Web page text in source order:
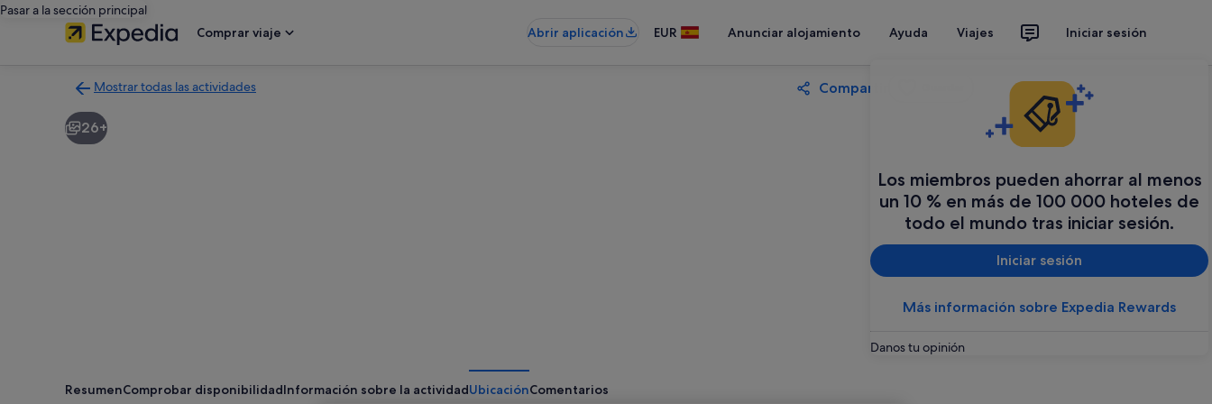
Pasar a la sección principal
Comprar viaje
Abrir aplicación EUR Anunciar alojamiento Ayuda Viajes Iniciar sesión
Los miembros pueden ahorrar al menos
un 10 % en más de 100 000 hoteles de
todo el mundo tras iniciar sesión.
Iniciar sesión
Más información sobre Expedia Rewards
Danos tu opinión
Mostrar todas las actividades
a
la
Compartir
26+
ResumenComprobar disponibilidadInformación sobre la actividadUbicaciónComentarios